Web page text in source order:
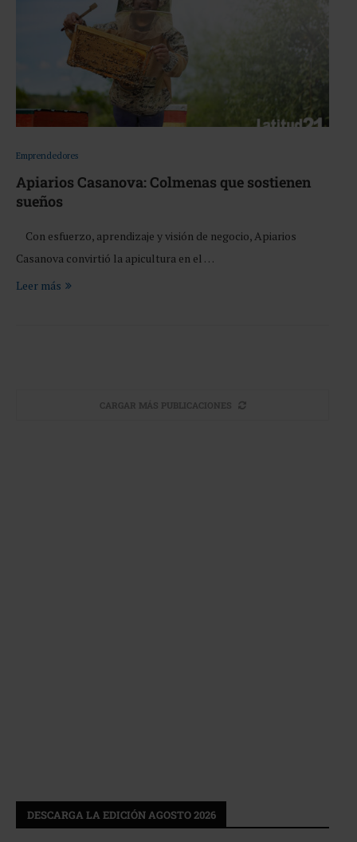
Emprendedores
Apiarios Casanova: Colmenas que sostienen
sueños
Con esfuerzo, aprendizaje y visión de negocio, Apiarios
Casanova convirtió la apicultura en el …
Leer más
CARGAR MÁS PUBLICACIONES
DESCARGA LA EDICIÓN AGOSTO 2026